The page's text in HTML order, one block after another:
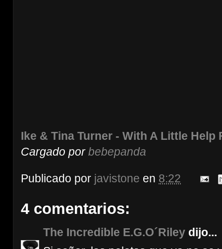
Ike & Tina Turner - With A Little Help
Cargado porbebepanda
Publicado por javistone en 8:22
4 comentarios:
The Incredible E.G.O´Riley dijo...